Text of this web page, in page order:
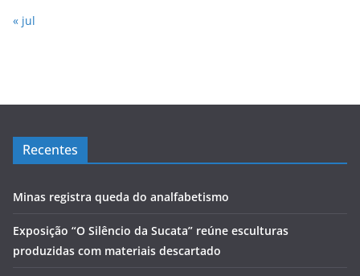
« jul
Recentes
Minas registra queda do analfabetismo
Exposição “O Silêncio da Sucata” reúne esculturas
produzidas com materiais descartado